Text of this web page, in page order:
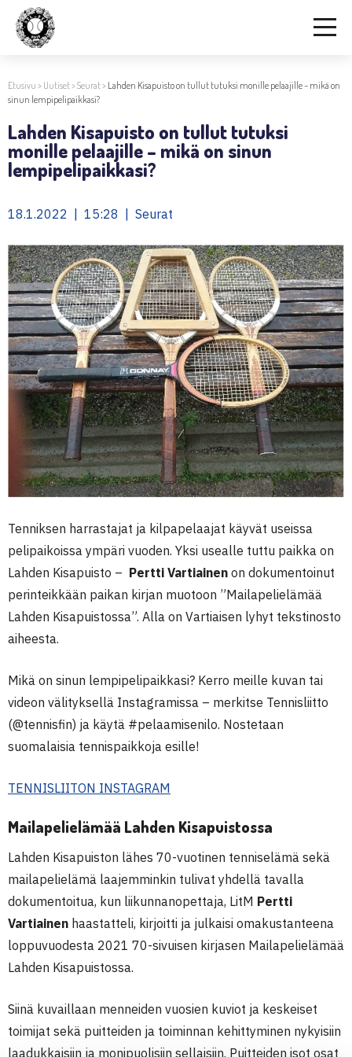
Etusivu > Uutiset>Seurat> Lahden Kisapuisto on tullut tutuksi monille pelaajille – mikä on
sinun lempipelipaikkasi?
Lahden Kisapuisto on tullut tutuksi
monille pelaajille – mikä on sinun
lempipelipaikkasi?
18.1.2022 | 15:28 | Seurat
Tenniksen harrastajat ja kilpapelaajat käyvät useissa
pelipaikoissa ympäri vuoden. Yksi usealle tuttu paikka on
Lahden Kisapuisto – Pertti Vartiainen on dokumentoinut
perinteikkään paikan kirjan muotoon ”Mailapelielämää
Lahden Kisapuistossa”. Alla on Vartiaisen lyhyt tekstinosto
aiheesta.
Mikä on sinun lempipelipaikkasi? Kerro meille kuvan tai
videon välityksellä Instagramissa – merkitse Tennisliitto
(@tennisfin) ja käytä #pelaamisenilo. Nostetaan
suomalaisia tennispaikkoja esille!
TENNISLIITON INSTAGRAM
Mailapelielämää Lahden Kisapuistossa
Lahden Kisapuiston lähes 70-vuotinen tenniselämä sekä
mailapelielämä laajemminkin tulivat yhdellä tavalla
dokumentoitua, kun liikunnanopettaja, LitM Pertti
Vartiainen haastatteli, kirjoitti ja julkaisi omakustanteena
loppuvuodesta 2021 70-sivuisen kirjasen Mailapelielämää
Lahden Kisapuistossa.
Siinä kuvaillaan menneiden vuosien kuviot ja keskeiset
toimijat sekä puitteiden ja toiminnan kehittyminen nykyisiin
laadukkaisiin ja monipuolisiin sellaisiin. Puitteiden isot osat